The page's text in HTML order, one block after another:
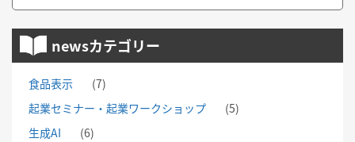
newsカテゴリー
食品表示
(7)
起業セミナー・起業ワークショップ
(5)
生成AI
(6)